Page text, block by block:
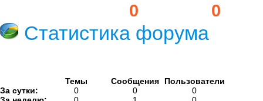
0 0
Статистика форума
Темы Сообщения
Пользователи
За сутки:
0 0
0